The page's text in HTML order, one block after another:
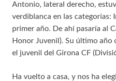
Antonio, lateral derecho,
verdiblanca en las categorías:
primer año. De ahí pasaría al
Honor Juvenil). Su último año
el juvenil del Girona CF
Ha vuelto a casa, y nos ha